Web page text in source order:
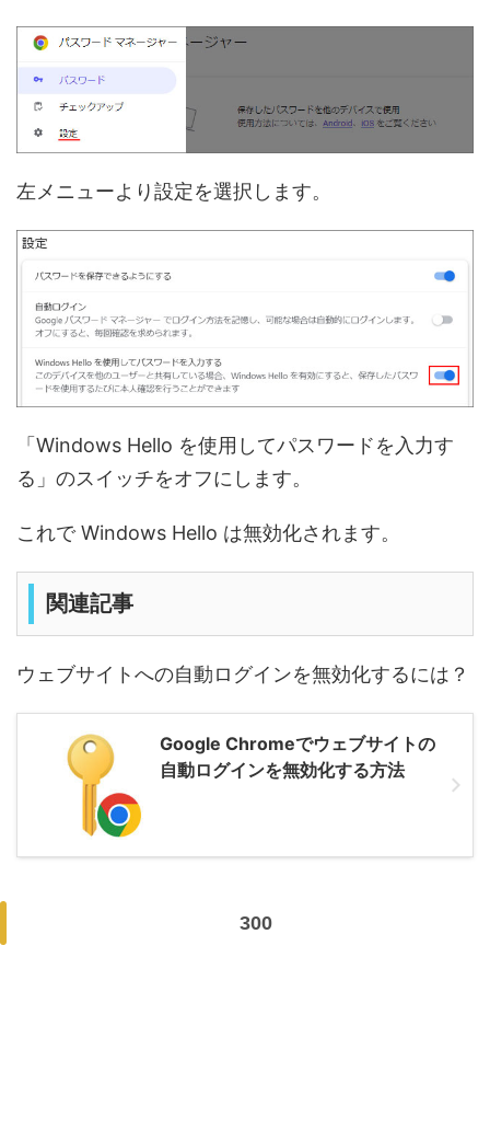
左メニューより設定を選択します。
「Windows Hello を使用してパスワードを入力す
る」のスイッチをオフにします。
これで Windows Hello は無効化されます。
関連記事
ウェブサイトへの自動ログインを無効化するには？
Google Chromeでウェブサイトの
自動ログインを無効化する方法
300